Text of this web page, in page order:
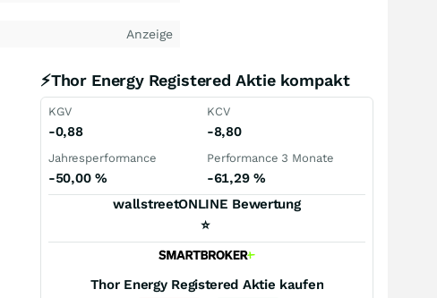
Anzeige
⚡Thor Energy Registered Aktie kompakt
KGV
-0,88
KCV
-8,80
Jahresperformance
-50,00 %
Performance 3 Monate
-61,29 %
wallstreetONLINE Bewertung
⭐
Thor Energy Registered Aktie kaufen